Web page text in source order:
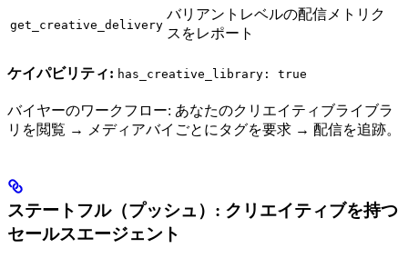
get_creative_delivery
バリアントレベルの配信メトリク
スをレポート
ケイパビリティ: has_creative_library: true
バイヤーのワークフロー: あなたのクリエイティブライブラ
リを閲覧 → メディアバイごとにタグを要求 → 配信を追跡。
ステートフル（プッシュ）: クリエイティブを持つ
セールスエージェント